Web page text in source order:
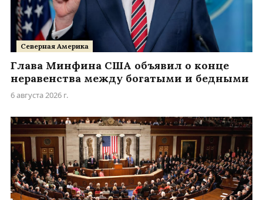
Северная Америка
Глава Минфина США объявил о конце
неравенства между богатыми и бедными
6 августа 2026 г.